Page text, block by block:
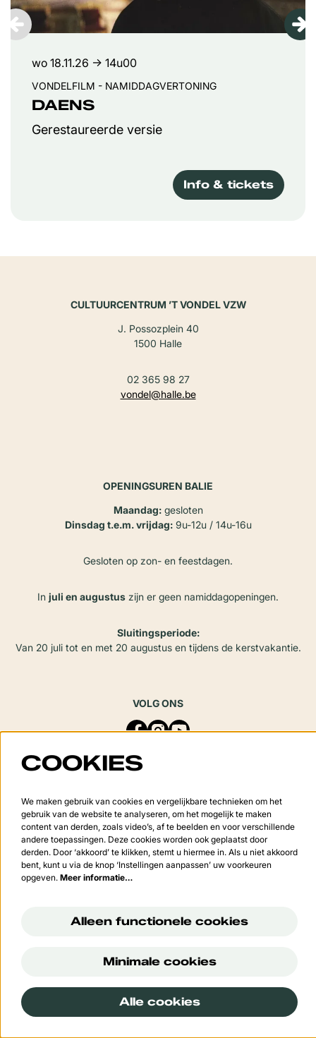
DAENS
Gerestaureerde versie
VONDELFILM - NAMIDDAGVERTONING
wo 18.11.26 → 14u00
Info & tickets
CULTUURCENTRUM ’T VONDEL VZW
J. Possozplein 40
1500 Halle
02 365 98 27
vondel@halle.be
OPENINGSUREN BALIE
Maandag:gesloten
Dinsdag t.e.m. vrijdag:9u-12u / 14u-16u
Gesloten op zon- en feestdagen.
In juli en augustus zijn er geen namiddagopeningen.
Sluitingsperiode:
Van 20 juli tot en met 20 augustus en tijdens de kerstvakantie.
VOLG ONS
Meld je aan voor de nieuwsbrief
Aanmelden
© Cultuurcentrum 't Vondel
Powered byCultureSuite
COOKIES
We maken gebruik van cookies en vergelijkbare technieken om het
gebruik van de website te analyseren, om het mogelijk te maken
content van derden, zoals video’s, af te beelden en voor verschillende
andere toepassingen. Deze cookies worden ook geplaatst door
derden. Door ‘akkoord’ te klikken, stemt u hiermee in. Als u niet akkoord
bent, kunt u via de knop ‘Instellingen aanpassen’ uw voorkeuren
opgeven. Meer informatie…
Alleen functionele cookies
Minimale cookies
Alle cookies